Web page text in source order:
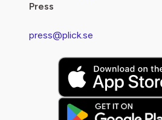
Press
press@plick.se